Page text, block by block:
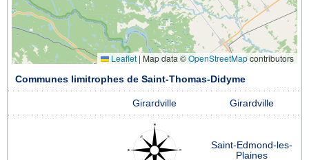
Leaflet |Map data ©OpenStreetMapcontributors
Communes limitrophes de Saint-Thomas-Didyme
Girardville Girardville
Saint-Edmond-les-
Plaines